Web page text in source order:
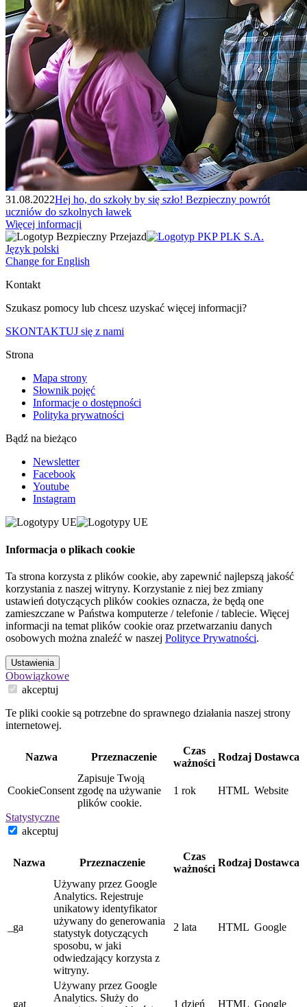
31.08.2022Hej ho, do szkoły by się szło! Bezpieczny powrót
uczniów do szkolnych ławek
Więcej informacji
Język polski
Change for English
Kontakt
Szukasz pomocy lub chcesz uzyskać więcej informacji?
SKONTAKTUJ się z nami
Strona
Mapa strony
Słownik pojęć
Informacje o dostępności
Polityka prywatności
Bądź na bieżąco
Newsletter
Facebook
Youtube
Instagram
Informacja o plikach cookie
Ta strona korzysta z plików cookie, aby zapewnić najlepszą jakość
korzystania z naszej witryny. Korzystanie z niej bez zmiany
ustawień dotyczących plików cookies oznacza, że będą one
zamieszczane w Państwa komputerze / telefonie / tablecie. Więcej
informacji na temat plików cookie oraz przetwarzaniu danych
osobowych można znaleźć w naszej Polityce Prywatności.
Ustawienia
Obowiązkowe
akceptuj
Te pliki cookie są potrzebne do sprawnego działania naszej strony
internetowej.
Nazwa Przeznaczenie
Czas
ważności
Rodzaj Dostawca
CookieConsent
Zapisuje Twoją
zgodę na używanie
plików cookie.
1 rok HTML Website
Statystyczne
akceptuj
Nazwa Przeznaczenie
Czas
ważności
Rodzaj Dostawca
_ga
Używany przez Google
Analytics. Rejestruje
unikatowy identyfikator
używany do generowania
statystyk dotyczących
sposobu, w jaki
odwiedzający korzysta z
witryny.
2 lata HTML Google
_gat
Używany przez Google
Analytics. Służy do
1 dzień HTML Google